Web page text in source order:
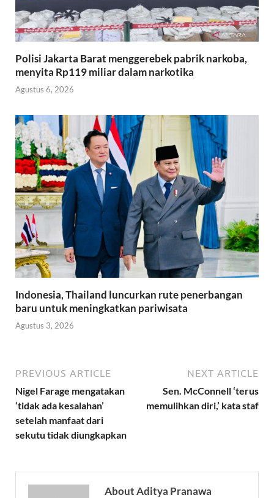
Polisi Jakarta Barat menggerebek pabrik narkoba,
menyita Rp119 miliar dalam narkotika
Agustus 6, 2026
Indonesia, Thailand luncurkan rute penerbangan
baru untuk meningkatkan pariwisata
Agustus 3, 2026
PREVIOUS ARTICLE
Nigel Farage mengatakan
‘tidak ada kesalahan’
setelah manfaat dari
sekutu tidak diungkapkan
NEXT ARTICLE
Sen. McConnell ‘terus
memulihkan diri,’ kata staf
About Aditya Pranawa